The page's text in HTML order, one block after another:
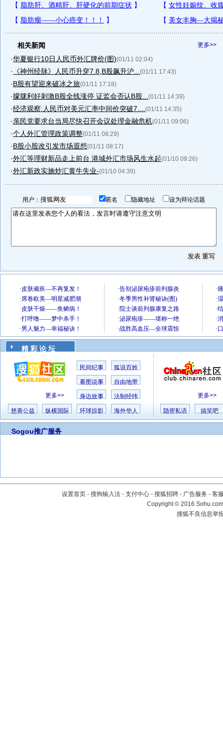
更多>>
相关新闻
·华夏银行10日人民币外汇牌价(图)(01/11 02:04)
· 《神州经脉》人民币升穿7.8,B股飙升沪... (01/11 17:43)
·B股有望迎来破冰之旅(01/11 17:18)
·朦胧利好刺激B股全线涨停 证监会否认B股... (01/11 14:39)
·经济观察:人民币对美元汇率中间价突破7.... (01/11 14:35)
·亲民党要求台当局尽快召开会议处理金融危机(01/11 09:06)
·个人外汇管理政策调整(01/11 08:29)
·B股小股改引发市场遐想(01/11 08:17)
·外汇等理财新品走上前台 港城外汇市场风生水起(01/10 09:26)
·外汇新政实施炒汇黄牛失业-(01/10 04:39)
用户： 匿名 隐藏地址 设为辩论话题
精 彩 论 坛
更多>>
民间纪事 狐说百姓
看图说事 自由地带
身边故事 法制经纬
慈善公益 纵横国际 环球掠影 海外华人
更多>>
隐密私语 搞笑吧
Sogou推广服务
设置首页 - 搜狗输入法 - 支付中心 - 搜狐招聘 - 广告服务 - 客
Copyright©2016
搜狐不良信息举